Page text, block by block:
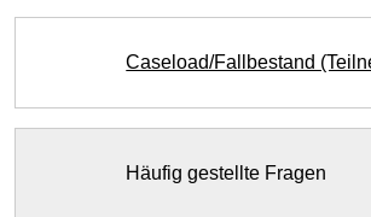
Caseload/Fallbestand
Häufig gestellte Fragen